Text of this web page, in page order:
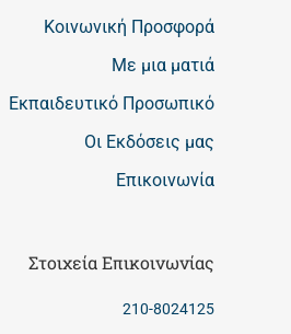
Κοινωνική Προσφορά
Με μια ματιά
Εκπαιδευτικό Προσωπικό
Οι Εκδόσεις μας
Επικοινωνία
Στοιχεία Επικοινωνίας
210-8024125